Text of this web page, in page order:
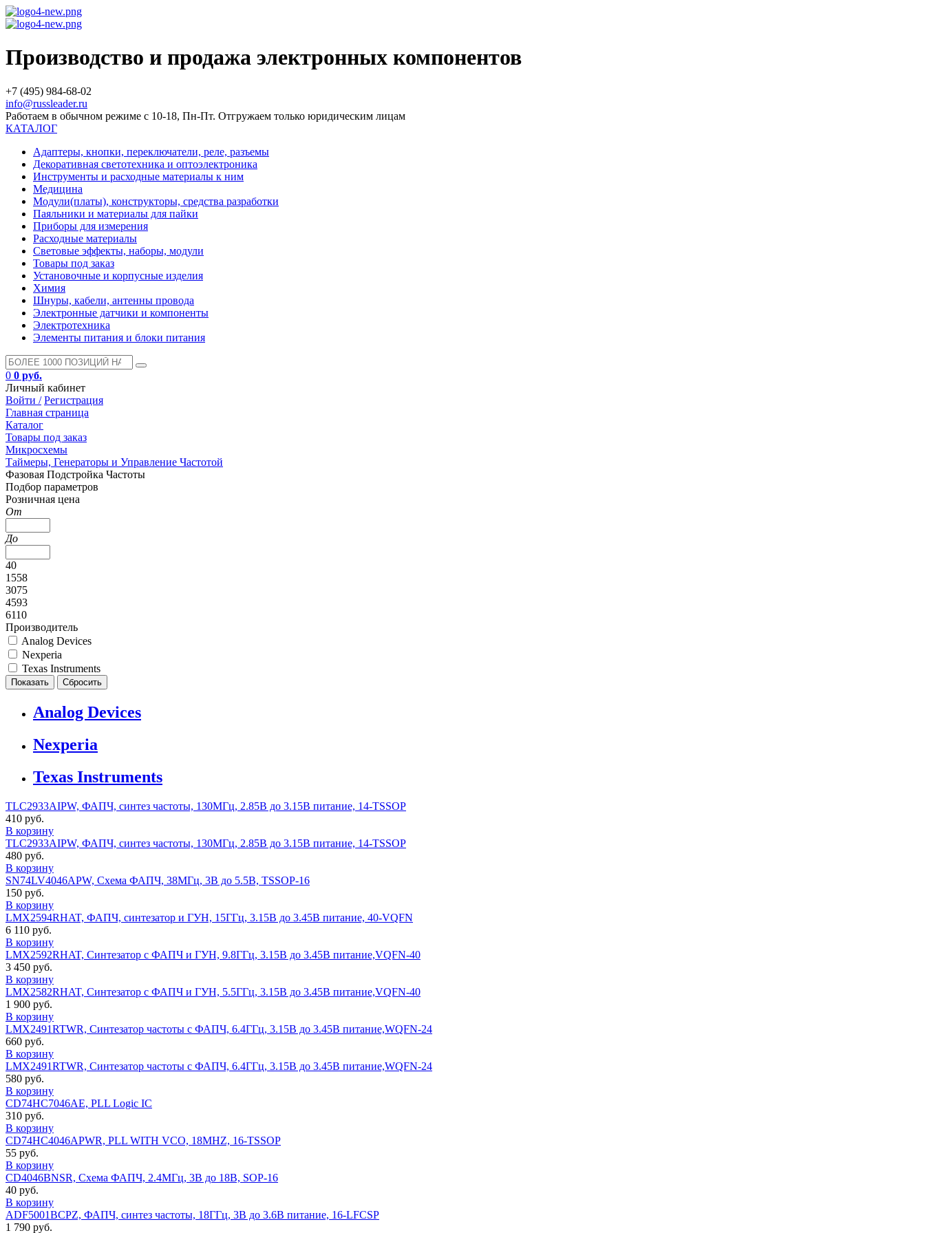
Производство и продажа электронных компонентов
+7 (495) 984-68-02
info@russleader.ru
Работаем в обычном режиме с 10-18, Пн-Пт. Отгружаем только юридическим лицам
КАТАЛОГ
Адаптеры, кнопки, переключатели, реле, разъемы
Декоративная светотехника и оптоэлектроника
Инструменты и расходные материалы к ним
Медицина
Модули(платы), конструкторы, средства разработки
Паяльники и материалы для пайки
Приборы для измерения
Расходные материалы
Световые эффекты, наборы, модули
Товары под заказ
Установочные и корпусные изделия
Химия
Шнуры, кабели, антенны провода
Электронные датчики и компоненты
Электротехника
Элементы питания и блоки питания
0 0 руб.
Личный кабинет
Войти / Регистрация
Главная страница
Каталог
Товары под заказ
Микросхемы
Таймеры, Генераторы и Управление Частотой
Фазовая Подстройка Частоты
Подбор параметров
Розничная цена
От
До
40
1558
3075
4593
6110
Производитель
Analog Devices
Nexperia
Texas Instruments
Analog Devices
Nexperia
Texas Instruments
TLC2933AIPW, ФАПЧ, синтез частоты, 130МГц, 2.85В до 3.15В питание, 14-TSSOP
410 руб.
В корзину
TLC2933AIPW, ФАПЧ, синтез частоты, 130МГц, 2.85В до 3.15В питание, 14-TSSOP
480 руб.
В корзину
SN74LV4046APW, Схема ФАПЧ, 38МГц, 3В до 5.5В, TSSOP-16
150 руб.
В корзину
LMX2594RHAT, ФАПЧ, синтезатор и ГУН, 15ГГц, 3.15В до 3.45В питание, 40-VQFN
6 110 руб.
В корзину
LMX2592RHAT, Синтезатор с ФАПЧ и ГУН, 9.8ГГц, 3.15В до 3.45В питание,VQFN-40
3 450 руб.
В корзину
LMX2582RHAT, Синтезатор с ФАПЧ и ГУН, 5.5ГГц, 3.15В до 3.45В питание,VQFN-40
1 900 руб.
В корзину
LMX2491RTWR, Синтезатор частоты с ФАПЧ, 6.4ГГц, 3.15В до 3.45В питание,WQFN-24
660 руб.
В корзину
LMX2491RTWR, Синтезатор частоты с ФАПЧ, 6.4ГГц, 3.15В до 3.45В питание,WQFN-24
580 руб.
В корзину
CD74HC7046AE, PLL Logic IC
310 руб.
В корзину
CD74HC4046APWR, PLL WITH VCO, 18MHZ, 16-TSSOP
55 руб.
В корзину
CD4046BNSR, Схема ФАПЧ, 2.4МГц, 3В до 18В, SOP-16
40 руб.
В корзину
ADF5001BCPZ, ФАПЧ, синтез частоты, 18ГГц, 3В до 3.6В питание, 16-LFCSP
1 790 руб.